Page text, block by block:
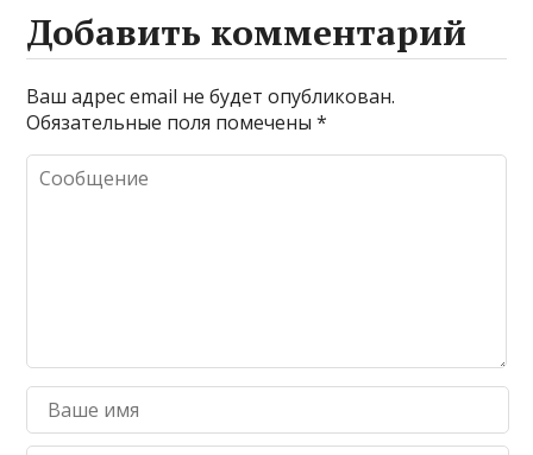
Добавить комментарий
Ваш адрес email не будет опубликован.
Обязательные поля помечены*